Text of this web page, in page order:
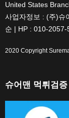
United States
사업자정보 : (주)슈
순 | HP : 010-2057-
2020 Copyright
슈어맨 먹튀검